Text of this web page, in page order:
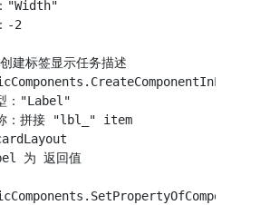
"Width"
-2
建标签显示任务描述
："Label"
：拼接 "lbl_" item
为 返回值